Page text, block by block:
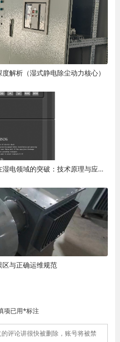
解析（湿式静电除尘动力核心）
恒高频（调幅型）高压电源在湿电领域的突破：技术原理与应用优势
与正确运维规范
项已用*标注